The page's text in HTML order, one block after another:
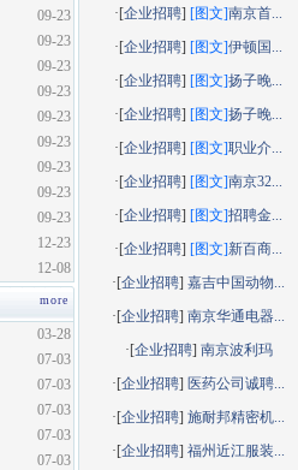
·[企业招聘] [图文]南京首...
·[企业招聘] [图文]伊顿国...
·[企业招聘] [图文]扬子晚...
·[企业招聘] [图文]扬子晚...
·[企业招聘] [图文]职业介...
·[企业招聘] [图文]南京32...
·[企业招聘] [图文]招聘金...
·[企业招聘] [图文]新百商...
·[企业招聘]嘉吉中国动物...
·[企业招聘]南京华通电器...
·[企业招聘] 南京波利玛
·[企业招聘] 医药公司诚聘...
·[企业招聘]施耐邦精密机...
·[企业招聘]福州近江服装...
09-23
09-23
09-23
09-23
09-23
09-23
09-23
09-23
09-23
12-23
12-08
more
03-28
07-03
07-03
07-03
07-03
07-03